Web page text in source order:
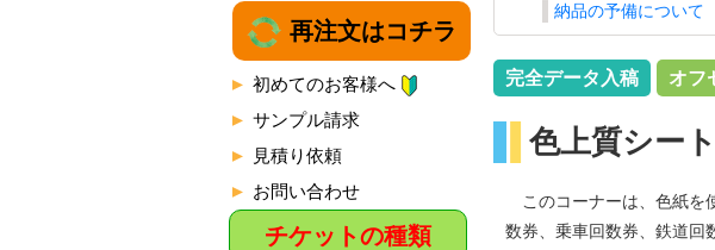
再注文はコチラ
初めてのお客様へ
サンプル請求
見積り依頼
お問い合わせ
チケットの種類
納品の予備について
完全データ入稿 オフ
色上質シー
このコーナーは、色紙を
数券、乗車回数券、鉄道回